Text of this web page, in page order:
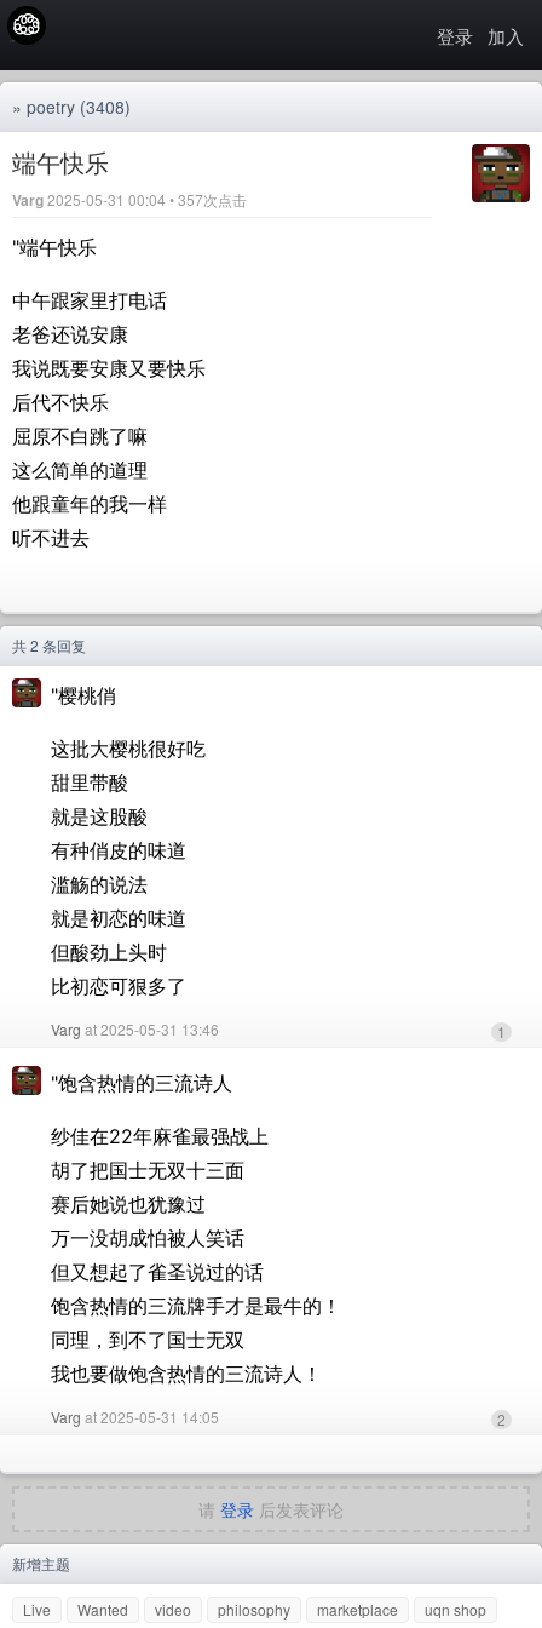
登录 加入
» poetry (3408)
端午快乐
Varg2025-05-31 00:04 • 357次点击
"端午快乐
中午跟家里打电话
老爸还说安康
我说既要安康又要快乐
后代不快乐
屈原不白跳了嘛
这么简单的道理
他跟童年的我一样
听不进去
共 2 条回复
"樱桃俏
这批大樱桃很好吃
甜里带酸
就是这股酸
有种俏皮的味道
滥觞的说法
就是初恋的味道
但酸劲上头时
比初恋可狠多了
Varg at 2025-05-31 13:46 1
"饱含热情的三流诗人
纱佳在22年麻雀最强战上
胡了把国士无双十三面
赛后她说也犹豫过
万一没胡成怕被人笑话
但又想起了雀圣说过的话
饱含热情的三流牌手才是最牛的！
同理，到不了国士无双
我也要做饱含热情的三流诗人！
Varg at 2025-05-31 14:05 2
请 登录 后发表评论
新增主题
Live Wanted video philosophy marketplace uqn shop